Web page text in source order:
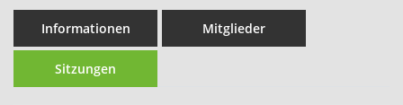
Informationen Mitglieder
Sitzungen